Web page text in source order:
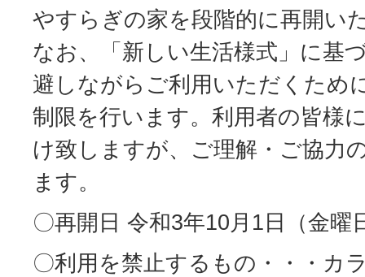
やすらぎの家を段階的に再開い
なお、「新しい生活様式」に基
避しながらご利用いただくため
制限を行います。利用者の皆様
け致しますが、ご理解・ご協力
ます。
〇再開日 令和3年10月1日（金曜
〇利用を禁止するもの・・・カ